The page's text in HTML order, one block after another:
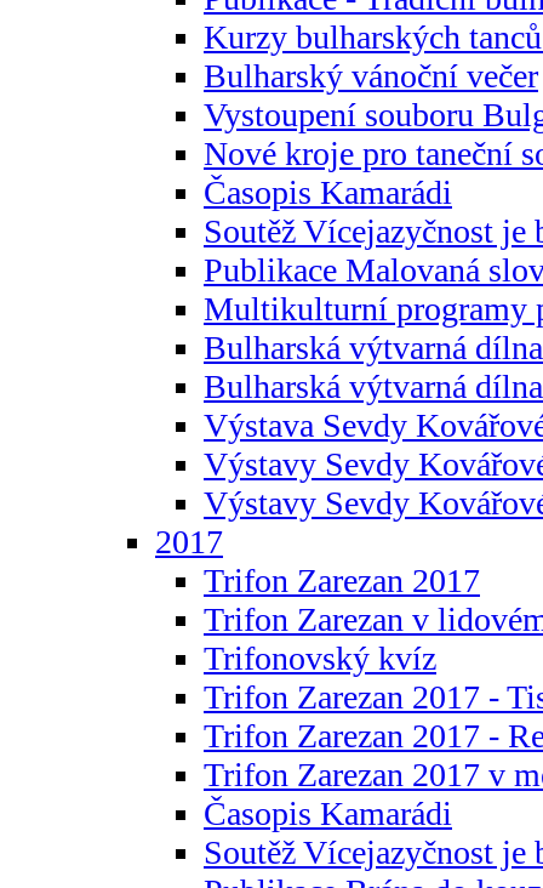
Kurzy bulharských
Bulharský vánoční večer
Vystoupení souboru
Nové kroje pro taneční
Časopis Kamarádi
Soutěž Vícejazyčnost je
Publikace Malovaná
Multikulturní programy
Bulharská výtvarná
Bulharská výtvarná
Výstava Sevdy
Výstavy Sevdy
Výstavy Sevdy
2017
Trifon Zarezan 2017
Trifon Zarezan v
Trifonovský kvíz
Trifon Zarezan 2017 -
Trifon Zarezan 2017 -
Trifon Zarezan 2017 v
Časopis Kamarádi
Soutěž Vícejazyčnost je